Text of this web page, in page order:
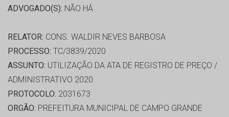
ADVOGADO(S): NÃO HÁ
RELATOR: CONS. WALDIR NEVES BARBOSA
PROCESSO: TC/3839/2020
ASSUNTO: UTILIZAÇÃO DA ATA DE REGISTRO DE PREÇO /
ADMINISTRATIVO 2020
PROTOCOLO: 2031673
ORGÃO: PREFEITURA MUNICIPAL DE CAMPO GRANDE